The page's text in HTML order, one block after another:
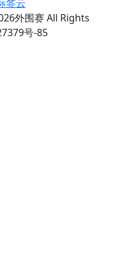
签云
外围赛 All Rights
号-85